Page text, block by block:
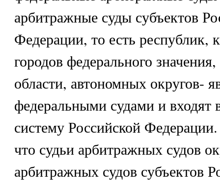
арбитражные суды субъектов
Федерации, то есть республик,
городов федерального
области, автономных округов-
федеральными судами и входят
систему Российской
что судьи арбитражных судов
арбитражных судов субъектов